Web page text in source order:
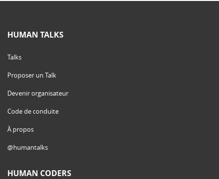
HUMAN TALKS
Talks
Proposer un Talk
Devenir organisateur
Code de conduite
À propos
@humantalks
HUMAN CODERS